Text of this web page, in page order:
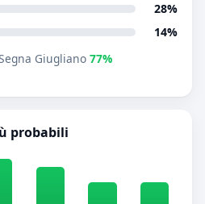
28%
14%
Giugliano 77%
probabili